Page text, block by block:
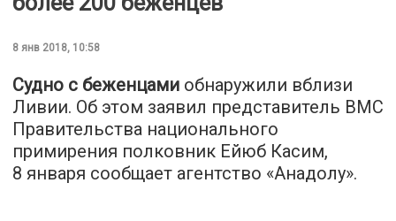
8 янв 2018, 10:58
Судно с беженцами обнаружили вблизи
Ливии. Об этом заявил представитель ВМС
Правительства национального
примирения полковник Ейюб Касим,
8 января сообщает агентство «Анадолу».